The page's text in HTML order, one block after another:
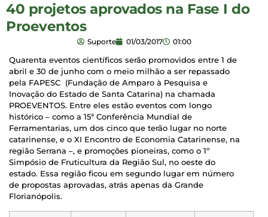
40 projetos aprovados na Fase I do
Proeventos
Suporte 01/03/2017 01:00
Quarenta eventos científicos serão promovidos entre 1 de
abril e 30 de junho com o meio milhão a ser repassado
pela FAPESC (Fundação de Amparo à Pesquisa e
Inovação do Estado de Santa Catarina) na chamada
PROEVENTOS. Entre eles estão eventos com longo
histórico – como a 15ª Conferência Mundial de
Ferramentarias, um dos cinco que terão lugar no norte
catarinense, e o XI Encontro de Economia Catarinense, na
região Serrana –, e promoções pioneiras, como o 1º
Simpósio de Fruticultura da Região Sul, no oeste do
estado. Essa região ficou em segundo lugar em número
de propostas aprovadas, atrás apenas da Grande
Florianópolis.